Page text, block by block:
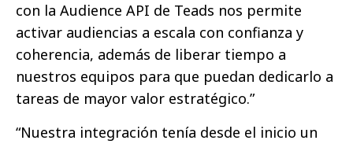
con la Audience API de Teads nos permite
activar audiencias a escala con confianza y
coherencia, además de liberar tiempo a
nuestros equipos para que puedan dedicarlo a
tareas de mayor valor estratégico.”
“Nuestra integración tenía desde el inicio un